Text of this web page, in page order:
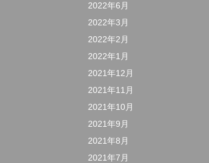
2022年6月
2022年3月
2022年2月
2022年1月
2021年12月
2021年11月
2021年10月
2021年9月
2021年8月
2021年7月